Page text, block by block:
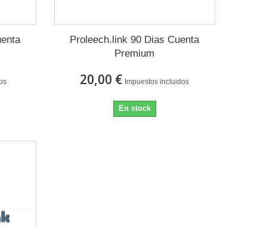
Proleech.link 90 Dias Cuenta
Premium
20,00 € Impuestos incluidos
En stock